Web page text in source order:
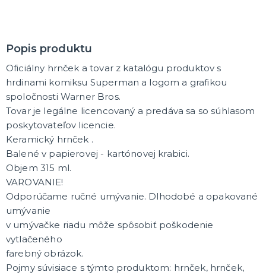
Originálne darčeky
MIKULÁŠ
Všetko pre Mikuláša
Všetko pre čertov
VIANOCE
Všetko pre Santov
Vianočné doplnky
Vianočné dekorácie
Balenie darčekov
ĎALŠIE KATEGÓRIE
SILVESTER
Kostýmy
Doplnky
Dekorácie
Popis produktu
Oficiálny hrnček a tovar z katalógu produktov s
hrdinami komiksu Superman a logom a grafikou
spoločnosti Warner Bros.
Tovar je legálne licencovaný a predáva sa so súhlasom
poskytovateľov licencie.
Keramický hrnček .
Balené v papierovej - kartónovej krabici.
Objem 315 ml.
VAROVANIE!
Odporúčame ručné umývanie. Dlhodobé a opakované
umývanie
v umývačke riadu môže spôsobiť poškodenie
vytlačeného
farebný obrázok.
Pojmy súvisiace s týmto produktom: hrnček, hrnček,